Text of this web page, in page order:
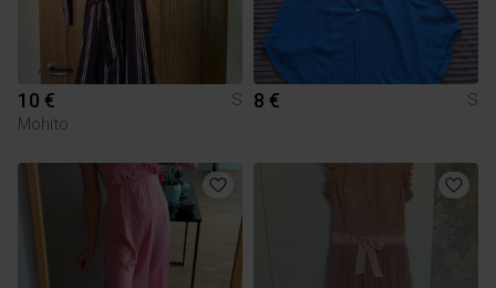
10 €
S
Mohito
8 € S